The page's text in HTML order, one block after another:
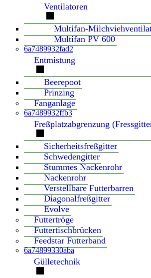
Ventilatoren
Multifan-
Multifan PV 600
6a7489932fad2
Entmistung
Beerepoot
Prinzing
Fanganlage
6a7489932ffb3
Freßplatzabgrenzung
Sicherheitsfreßgitter
Schwedengitter
Stummes Nackenrohr
Nackenrohr
Verstellbare Futterbarren
Diagonalfreßgitter
Evolve
Futtertröge
Futtertischbrücken
Feedstar Futterband
6a74899330aba
Gülletechnik